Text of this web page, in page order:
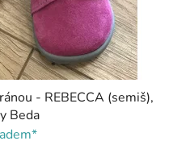
- REBECCA (semiš),
Beda